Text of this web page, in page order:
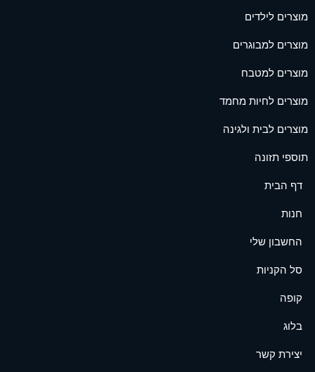
מוצרים לילדים
מוצרים למבוגרים
מוצרים למטבח
מוצרים לחיות מחמד
מוצרים לבית ולגינה
תוספי תזונה
דף הבית
חנות
החשבון שלי
סל הקניות
קופה
בלוג
יצירת קשר